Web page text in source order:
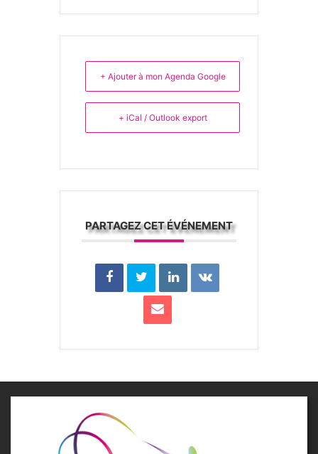
+ Ajouter à mon Agenda Google
+ iCal / Outlook export
PARTAGEZ CET ÉVÉNEMENT